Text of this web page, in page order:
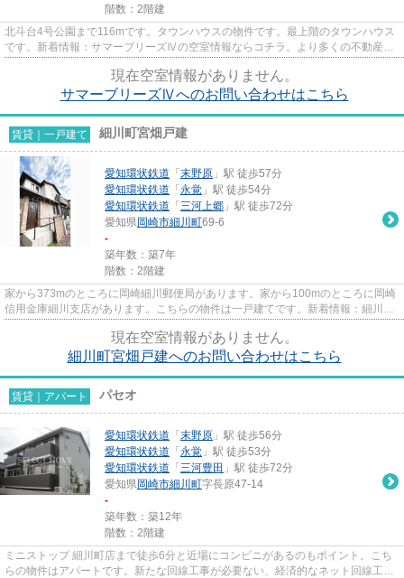
階数：2階建
北斗台4号公園まで116mです。タウンハウスの物件です。最上階のタウンハウス
です。新着情報：サマーブリーズⅣの空室情報ならコチラ。より多くの不動産情
現在空室情報がありません。
サマーブリーズⅣへのお問い合わせはこちら
賃貸｜一戸建て 細川町宮畑戸建
愛知環状鉄道 「 末野原 」駅 徒歩57分
愛知環状鉄道 「 永覚 」駅 徒歩54分
愛知環状鉄道 「 三河上郷 」駅 徒歩72分
愛知県岡崎市細川町69-6
-
築年数：築7年
階数：2階建
家から373mのところに岡崎細川郵便局があります。家から100mのところに岡崎
信用金庫細川支店があります。こちらの物件は一戸建てです。新着情報：細川町
現在空室情報がありません。
細川町宮畑戸建へのお問い合わせはこちら
賃貸｜アパート パセオ
愛知環状鉄道 「 末野原 」駅 徒歩56分
愛知環状鉄道 「 永覚 」駅 徒歩53分
愛知環状鉄道 「 三河豊田 」駅 徒歩72分
愛知県岡崎市細川町字長原47-14
-
築年数：築12年
階数：2階建
ミニストップ 細川町店まで徒歩6分と近場にコンビニがあるのもポイント。こち
らの物件はアパートです。新たな回線工事が必要ない、経済的なネット回線工事